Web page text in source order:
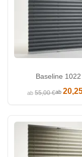
Baseline 1022
ab55,00 €ab